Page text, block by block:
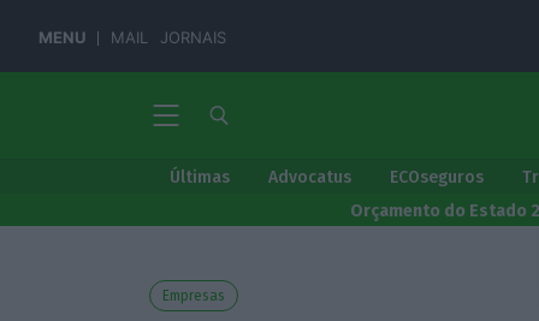
MENU MAIL JORNAIS
Últimas Advocatus ECOseguros
Orçamento do Estado
Empresas